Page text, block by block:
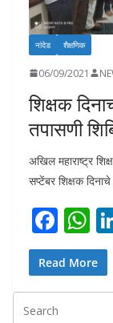
नांदेड शैक्षणिक
06/09/2021
शिक्षक
तपासणी
अखिल महाराष्ट्र
सप्टेंबर शिक्षक
F
ac
e
b
W
h
at
s
Read More